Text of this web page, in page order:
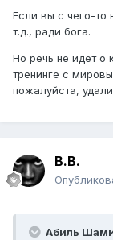
Если вы с чего-то
т.д., ради бога.
Но речь не идет о
тренинге с
пожалуйста,
В.В.
Абиль